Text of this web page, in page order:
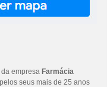
da empresa Farmácia
seus mais de 25 anos